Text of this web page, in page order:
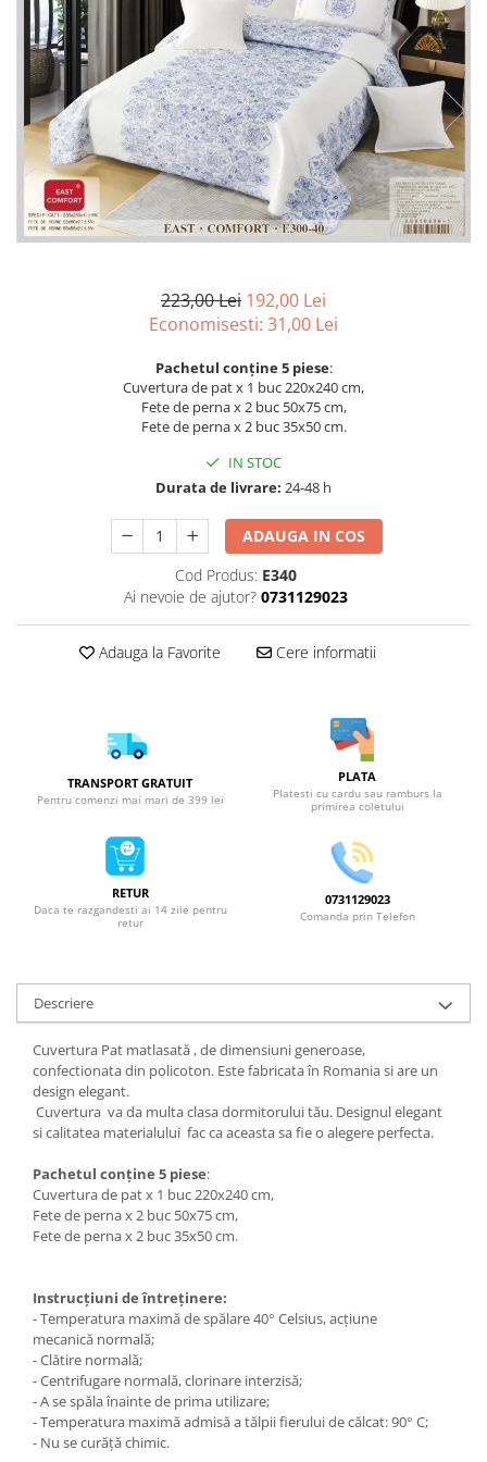
Lenjerii de pat Bumbac Poplin
Lenjerii de pat Catifea
Lenjerii de pat Damasc
Lenjerii de pat Finet + 2 Draperii
Lenjerii de pat Finet cu PLIURI
Lenjerii de pat finet Home
Lenjerii de pat Saten 4 piese cu
223,00 Lei 192,00 Lei
Economisesti: 31,00 Lei
Pachetul conține 5 piese:
Cuvertura de pat x 1 buc 220x240 cm,
Fete de perna x 2 buc 50x75 cm,
Fete de perna x 2 buc 35x50 cm.
IN STOC
Durata de livrare: 24-48 h
ADAUGA IN COS
Cod Produs: E340
Ai nevoie de ajutor? 0731129023
Adauga la Favorite Cere informatii
TRANSPORT GRATUIT
Pentru comenzi mai mari de 399 lei
PLATA
Platesti cu cardu sau ramburs la
primirea coletului
RETUR
Daca te razgandesti ai 14 zile pentru
retur
0731129023
Comanda prin Telefon
Descriere
Cuvertura Pat matlasată , de dimensiuni generoase,
confectionata din policoton. Este fabricata în Romania si are un
design elegant.
Cuvertura va da multa clasa dormitorului tău. Designul elegant
si calitatea materialului fac ca aceasta sa fie o alegere perfecta.
Pachetul conține 5 piese:
Cuvertura de pat x 1 buc 220x240 cm,
Fete de perna x 2 buc 50x75 cm,
Fete de perna x 2 buc 35x50 cm.
Instrucțiuni de întreținere:
- Temperatura maximă de spălare 40° Celsius, acțiune
mecanică normală;
- Clătire normală;
- Centrifugare normală, clorinare interzisă;
- A se spăla înainte de prima utilizare;
- Temperatura maximă admisă a tălpii fierului de călcat: 90° C;
- Nu se curăță chimic.